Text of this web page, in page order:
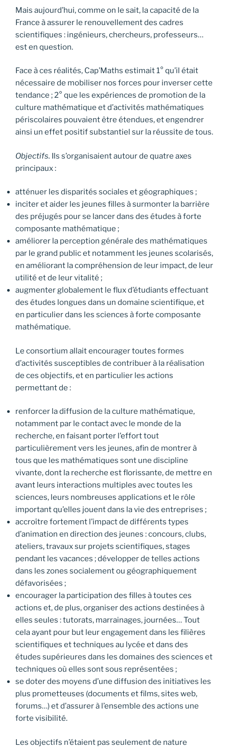
Mais aujourd’hui, comme on le sait, la capacité de la
France à assurer le renouvellement des cadres
scientifiques : ingénieurs, chercheurs, professeurs…
est en question.
Face à ces réalités, Cap’Maths estimait 1° qu’il était
nécessaire de mobiliser nos forces pour inverser cette
tendance ; 2° que les expériences de promotion de la
culture mathématique et d’activités mathématiques
périscolaires pouvaient être étendues, et engendrer
ainsi un effet positif substantiel sur la réussite de tous.
Objectifs. Ils s’organisaient autour de quatre axes
principaux :
atténuer les disparités sociales et géographiques ;
inciter et aider les jeunes filles à surmonter la barrière
des préjugés pour se lancer dans des études à forte
composante mathématique ;
améliorer la perception générale des mathématiques
par le grand public et notamment les jeunes scolarisés,
en améliorant la compréhension de leur impact, de leur
utilité et de leur vitalité ;
augmenter globalement le flux d’étudiants effectuant
des études longues dans un domaine scientifique, et
en particulier dans les sciences à forte composante
mathématique.
Le consortium allait encourager toutes formes
d’activités susceptibles de contribuer à la réalisation
de ces objectifs, et en particulier les actions
permettant de :
renforcer la diffusion de la culture mathématique,
notamment par le contact avec le monde de la
recherche, en faisant porter l’effort tout
particulièrement vers les jeunes, afin de montrer à
tous que les mathématiques sont une discipline
vivante, dont la recherche est florissante, de mettre en
avant leurs interactions multiples avec toutes les
sciences, leurs nombreuses applications et le rôle
important qu’elles jouent dans la vie des entreprises ;
accroître fortement l’impact de différents types
d’animation en direction des jeunes : concours, clubs,
ateliers, travaux sur projets scientifiques, stages
pendant les vacances ; développer de telles actions
dans les zones socialement ou géographiquement
défavorisées ;
encourager la participation des filles à toutes ces
actions et, de plus, organiser des actions destinées à
elles seules : tutorats, marrainages, journées… Tout
cela ayant pour but leur engagement dans les filières
scientifiques et techniques au lycée et dans des
études supérieures dans les domaines des sciences et
techniques où elles sont sous représentées ;
se doter des moyens d’une diffusion des initiatives les
plus prometteuses (documents et films, sites web,
forums…) et d’assurer à l’ensemble des actions une
forte visibilité.
Les objectifs n’étaient pas seulement de nature